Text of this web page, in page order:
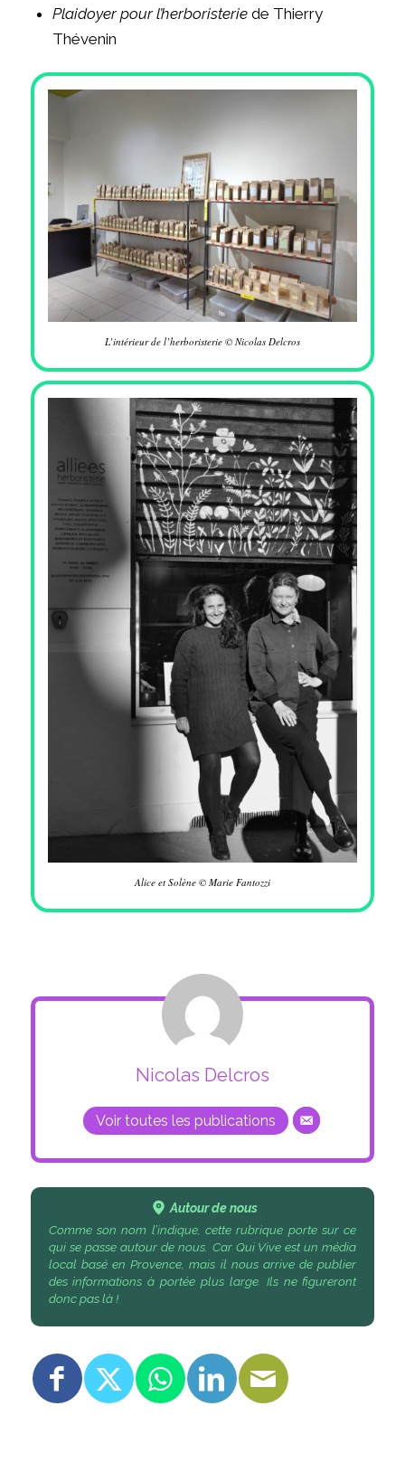
Plaidoyer pour l’herboristeriede Thierry
Thévenin
L’intérieur de l’herboristerie © Nicolas Delcros
Alice et Solène © Marie Fantozzi
Nicolas Delcros
Voir toutes les publications
Autour de nous
Comme son nom l’indique, cette rubrique porte sur ce
qui se passe autour de nous. Car Qui Vive est un média
local basé en Provence, mais il nous arrive de publier
des informations à portée plus large. Ils ne figureront
donc pas là !